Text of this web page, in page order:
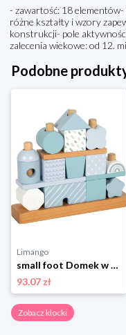
- zawartość: 18 elementów-
różne kształty i wzory
konstrukcji- pole
zalecenia wiekowe: od 12.
Podobne
Limango
small foot Domek w kolorze błękitnym do układania - 12 m+ rozmiar: onesize
93.07 zł
Zobacz klocki